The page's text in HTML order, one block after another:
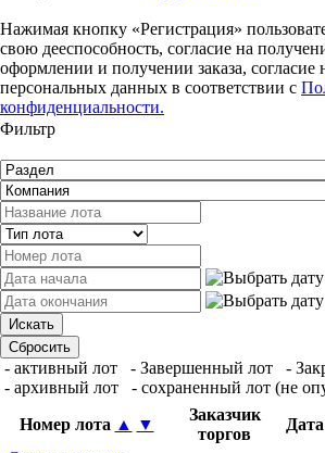
Нажимая кнопку «Регистрация»
свою дееспособность, согласие на
оформлении и получении заказа, согласие
персональных данных в соответствии с
конфиденциальности.
Фильтр
- активный лот - Завершенный лот
-
- архивный лот
- сохраненный лот (не
Номер лота ▲ ▼
Заказчик
торгов